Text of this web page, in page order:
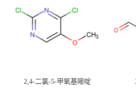
2,4-二氯-5-甲氧基嘧啶